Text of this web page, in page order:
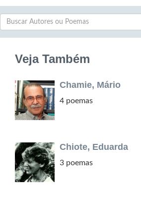
Veja Também
Chamie, Mário
4 poemas
Chiote, Eduarda
3 poemas